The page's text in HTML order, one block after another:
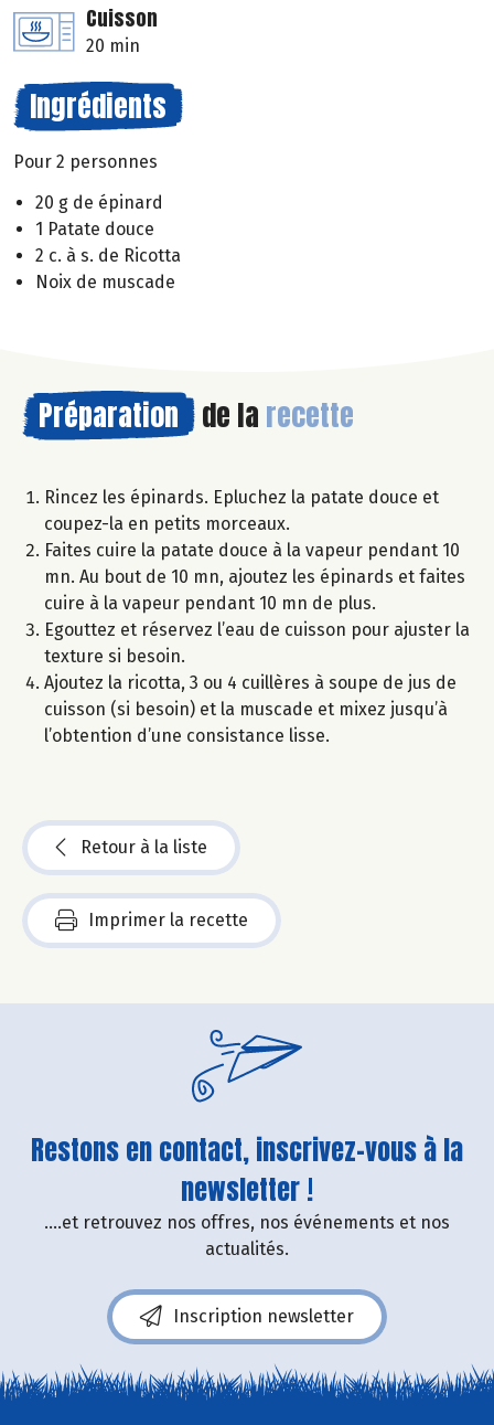
Cuisson
20 min
Ingrédients
Pour 2 personnes
20 g de épinard
1 Patate douce
2 c. à s. de Ricotta
Noix de muscade
Préparation de la recette
Rincez les épinards. Epluchez la patate douce et
coupez-la en petits morceaux.
Faites cuire la patate douce à la vapeur pendant 10
mn. Au bout de 10 mn, ajoutez les épinards et faites
cuire à la vapeur pendant 10 mn de plus.
Egouttez et réservez l’eau de cuisson pour ajuster la
texture si besoin.
Ajoutez la ricotta, 3 ou 4 cuillères à soupe de jus de
cuisson (si besoin) et la muscade et mixez jusqu’à
l’obtention d’une consistance lisse.
Retour à la liste
Imprimer la recette
Restons en contact, inscrivez-vous à la
newsletter !
....et retrouvez nos offres, nos événements et nos
actualités.
Inscription newsletter